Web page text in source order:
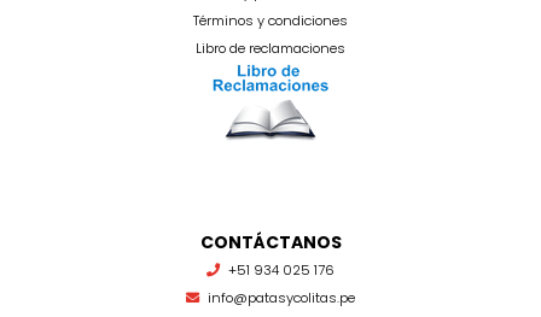
Términos y condiciones
Libro de reclamaciones
CONTÁCTANOS
+51 934 025 176
info@patasycolitas.pe